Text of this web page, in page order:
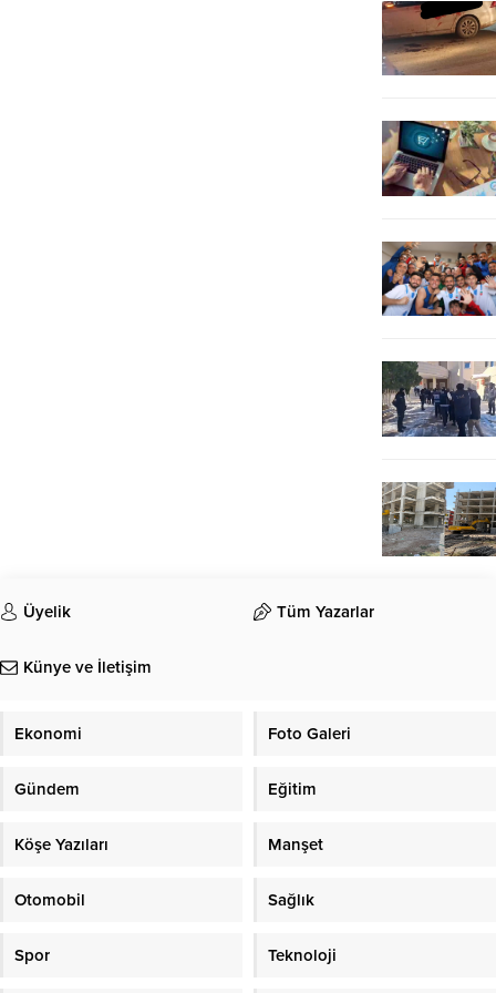
Üyelik Tüm Yazarlar
Künye ve İletişim
Ekonomi Foto Galeri
Gündem Eğitim
Köşe Yazıları Manşet
Otomobil Sağlık
Spor Teknoloji